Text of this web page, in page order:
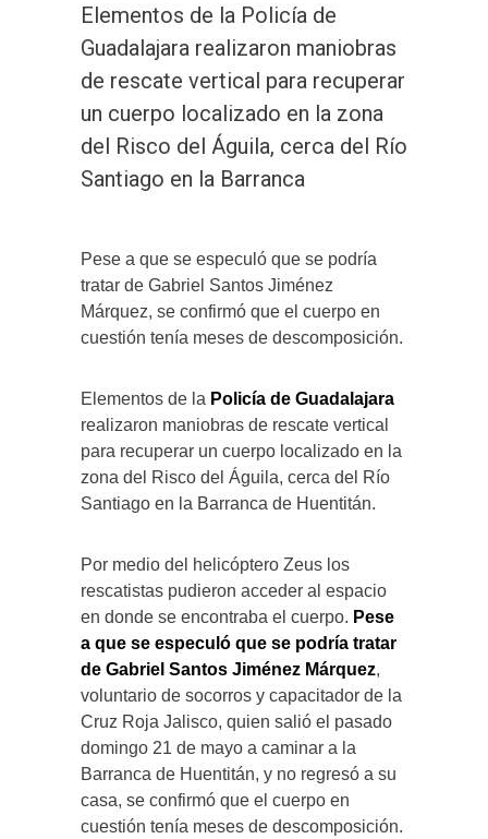
Elementos de la Policía de
Guadalajara realizaron maniobras
de rescate vertical para recuperar
un cuerpo localizado en la zona
del Risco del Águila, cerca del Río
Santiago en la Barranca
Pese a que se especuló que se podría
tratar de Gabriel Santos Jiménez
Márquez, se confirmó que el cuerpo en
cuestión tenía meses de descomposición.
Elementos de la Policía de Guadalajara
realizaron maniobras de rescate vertical
para recuperar un cuerpo localizado en la
zona del Risco del Águila, cerca del Río
Santiago en la Barranca de Huentitán.
Por medio del helicóptero Zeus los
rescatistas pudieron acceder al espacio
en donde se encontraba el cuerpo. Pese
a que se especuló que se podría tratar
de Gabriel Santos Jiménez Márquez,
voluntario de socorros y capacitador de la
Cruz Roja Jalisco, quien salió el pasado
domingo 21 de mayo a caminar a la
Barranca de Huentitán, y no regresó a su
casa, se confirmó que el cuerpo en
cuestión tenía meses de descomposición.